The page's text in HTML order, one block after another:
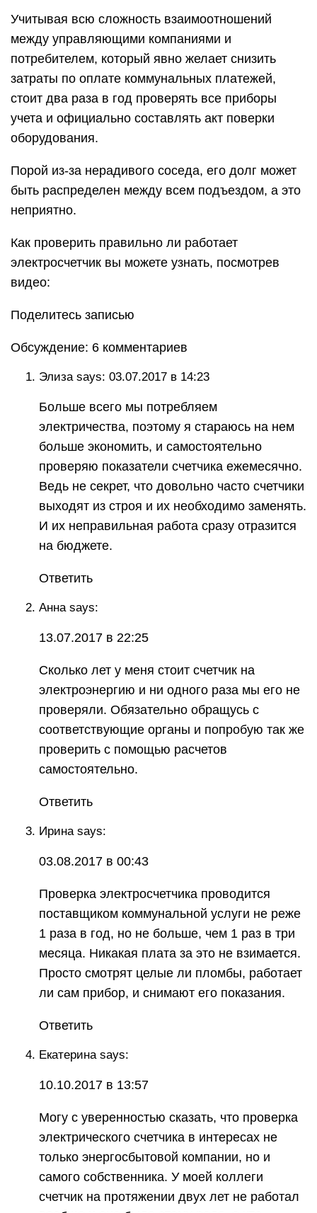
Учитывая всю сложность взаимоотношений
между управляющими компаниями и
потребителем, который явно желает снизить
затраты по оплате коммунальных платежей,
стоит два раза в год проверять все приборы
учета и официально составлять акт поверки
оборудования.
Порой из-за нерадивого соседа, его долг может
быть распределен между всем подъездом, а это
неприятно.
Как проверить правильно ли работает
электросчетчик вы можете узнать, посмотрев
видео:
Поделитесь записью
Обсуждение: 6 комментариев
Элиза says: 03.07.2017 в 14:23
Больше всего мы потребляем
электричества, поэтому я стараюсь на нем
больше экономить, и самостоятельно
проверяю показатели счетчика ежемесячно.
Ведь не секрет, что довольно часто счетчики
выходят из строя и их необходимо заменять.
И их неправильная работа сразу отразится
на бюджете.
Ответить
Анна says:
13.07.2017 в 22:25
Сколько лет у меня стоит счетчик на
электроэнергию и ни одного раза мы его не
проверяли. Обязательно обращусь с
соответствующие органы и попробую так же
проверить с помощью расчетов
самостоятельно.
Ответить
Ирина says:
03.08.2017 в 00:43
Проверка электросчетчика проводится
поставщиком коммунальной услуги не реже
1 раза в год, но не больше, чем 1 раз в три
месяца. Никакая плата за это не взимается.
Просто смотрят целые ли пломбы, работает
ли сам прибор, и снимают его показания.
Ответить
Екатерина says:
10.10.2017 в 13:57
Могу с уверенностью сказать, что проверка
электрического счетчика в интересах не
только энергосбытовой компании, но и
самого собственника. У моей коллеги
счетчик на протяжении двух лет не работал